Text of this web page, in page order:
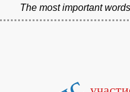
The most important